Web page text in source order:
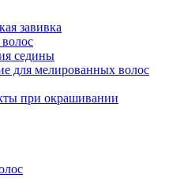
завивка
седины
для мелированных волос
при окрашивании